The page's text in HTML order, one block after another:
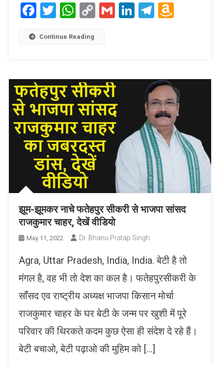
Facebook
Twitter
WhatsApp
CopyGmailLinkedIn
Telegram
Continue Reading
झूम-झूमकर नाचे फतेहपुर सीकरी से भाजपा सांसद
राजकुमार चाहर, देखें वीडियो
May 11, 2022 Dr. Bhanu Pratap Singh
Agra, Uttar Pradesh, India, India. बेटी है तो
मंगल है, वह भी तो देश का कल है। फतेहपुरसीकरी के
साँसद एव राष्ट्रीय अध्यक्ष भाजपा किसान मोर्चा
राजकुमार चाहर के घर बेटी के जन्म पर खुशी में पूरे
परिवार की थिरकते कदम कुछ ऐसा ही संदेश दे रहे हैं।
बेटी बचाओ, बेटी पढ़ाओ की मुहिम को […]